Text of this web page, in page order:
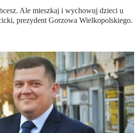
Ale mieszkaj i wychowuj dzieci u
prezydent Gorzowa Wielkopolskiego.